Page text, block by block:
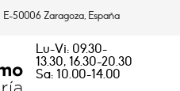
50006 Zaragoza, España
Lu-Vi: 09.30-
13.30, 16.30-20.30
Sa: 10.00-14.00